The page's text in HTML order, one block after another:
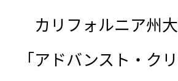
カリフォルニア州
「アドバンスト・ク